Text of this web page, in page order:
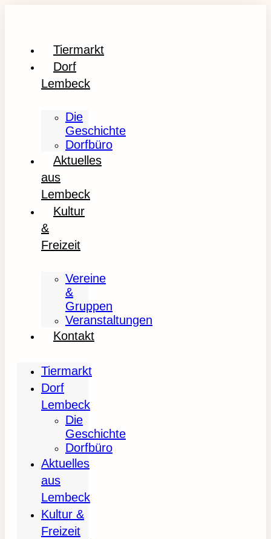
Tiermarkt
Dorf
Lembeck
Die
Geschichte
Dorfbüro
Aktuelles
aus
Lembeck
Kultur
&
Freizeit
Vereine
&
Gruppen
Veranstaltungen
Kontakt
Tiermarkt
Dorf
Lembeck
Die
Geschichte
Dorfbüro
Aktuelles
aus
Lembeck
Kultur &
Freizeit